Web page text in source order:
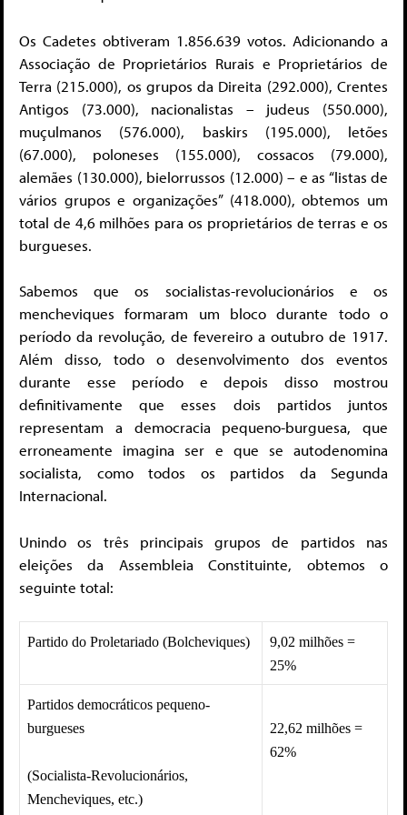
Os Cadetes obtiveram 1.856.639 votos. Adicionando a
Associação de Proprietários Rurais e Proprietários de
Terra (215.000), os grupos da Direita (292.000), Crentes
Antigos (73.000), nacionalistas – judeus (550.000),
muçulmanos (576.000), baskirs (195.000), letões
(67.000), poloneses (155.000), cossacos (79.000),
alemães (130.000), bielorrussos (12.000) – e as “listas de
vários grupos e organizações” (418.000), obtemos um
total de 4,6 milhões para os proprietários de terras e os
burgueses.
Sabemos que os socialistas-revolucionários e os
mencheviques formaram um bloco durante todo o
período da revolução, de fevereiro a outubro de 1917.
Além disso, todo o desenvolvimento dos eventos
durante esse período e depois disso mostrou
definitivamente que esses dois partidos juntos
representam a democracia pequeno-burguesa, que
erroneamente imagina ser e que se autodenomina
socialista, como todos os partidos da Segunda
Internacional.
Unindo os três principais grupos de partidos nas
eleições da Assembleia Constituinte, obtemos o
seguinte total:
Partido do Proletariado (Bolcheviques)
9,02 milhões =
25%
Partidos democráticos pequeno-
burgueses
(Socialista-Revolucionários,
Mencheviques, etc.)
22,62 milhões =
62%